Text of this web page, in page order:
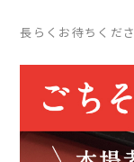
長らくお待ちくだ